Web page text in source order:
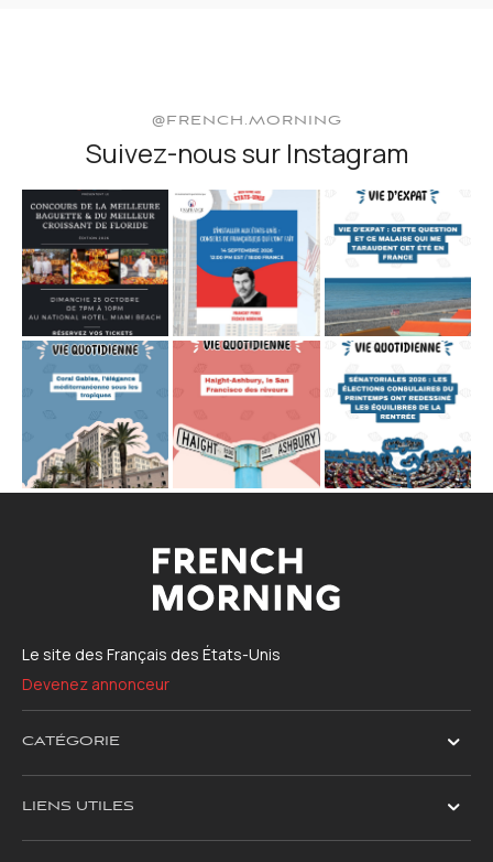
@FRENCH.MORNING
Suivez-nous sur Instagram
Le site des Français des États-Unis
Devenez annonceur
CATÉGORIE
LIENS UTILES